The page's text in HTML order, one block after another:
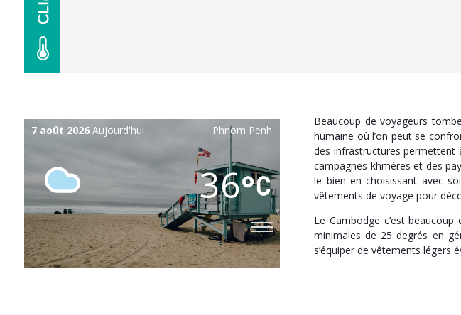
7 août 2026 Aujourd'hui Phnom Penh
36
Beaucoup de voyageurs
humaine où l’on peut se
des infrastructures permettent
campagnes khmères et des
le bien en choisissant avec
vêtements de voyage pour
Le Cambodge c’est
minimales de 25 degrés en
s’équiper de vêtements légers